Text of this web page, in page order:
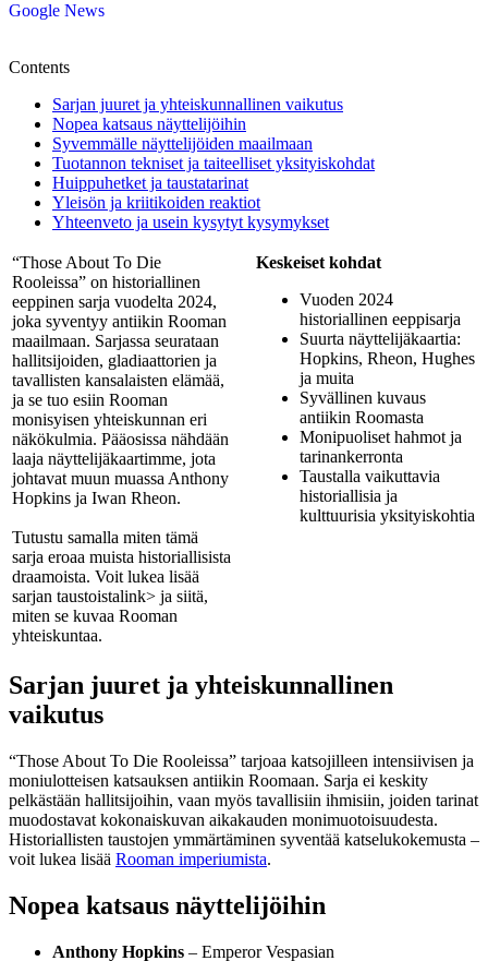
Google News
Contents
Sarjan juuret ja yhteiskunnallinen vaikutus
Nopea katsaus näyttelijöihin
Syvemmälle näyttelijöiden maailmaan
Tuotannon tekniset ja taiteelliset yksityiskohdat
Huippuhetket ja taustatarinat
Yleisön ja kriitikoiden reaktiot
Yhteenveto ja usein kysytyt kysymykset
“Those About To Die
Rooleissa” on historiallinen
eeppinen sarja vuodelta 2024,
joka syventyy antiikin Rooman
maailmaan. Sarjassa seurataan
hallitsijoiden, gladiaattorien ja
tavallisten kansalaisten elämää,
ja se tuo esiin Rooman
monisyisen yhteiskunnan eri
näkökulmia. Pääosissa nähdään
laaja näyttelijäkaartimme, jota
johtavat muun muassa Anthony
Hopkins ja Iwan Rheon.
Tutustu samalla miten tämä
sarja eroaa muista historiallisista
draamoista. Voit lukea lisää
sarjan taustoistalink> ja siitä,
miten se kuvaa Rooman
yhteiskuntaa.
Keskeiset kohdat
Vuoden 2024
historiallinen eeppisarja
Suurta näyttelijäkaartia:
Hopkins, Rheon, Hughes
ja muita
Syvällinen kuvaus
antiikin Roomasta
Monipuoliset hahmot ja
tarinankerronta
Taustalla vaikuttavia
historiallisia ja
kulttuurisia yksityiskohtia
Sarjan juuret ja yhteiskunnallinen
vaikutus
“Those About To Die Rooleissa” tarjoaa katsojilleen intensiivisen ja
moniulotteisen katsauksen antiikin Roomaan. Sarja ei keskity
pelkästään hallitsijoihin, vaan myös tavallisiin ihmisiin, joiden tarinat
muodostavat kokonaiskuvan aikakauden monimuotoisuudesta.
Historiallisten taustojen ymmärtäminen syventää katselukokemusta –
voit lukea lisää Rooman imperiumista.
Nopea katsaus näyttelijöihin
Anthony Hopkins – Emperor Vespasian